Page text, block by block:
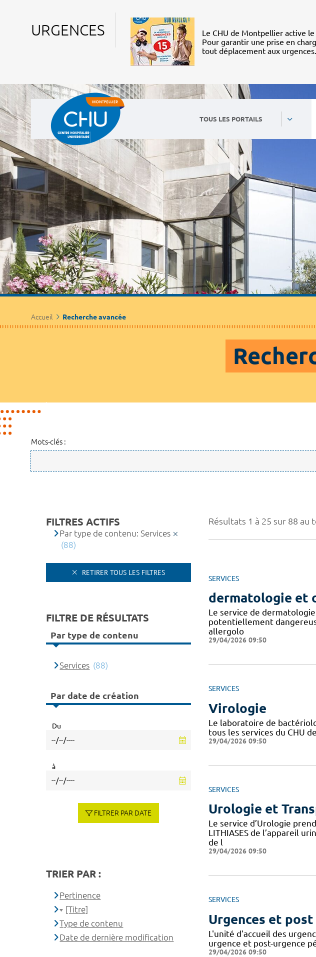
URGENCES
Le CHU de Montpellier active
Pour garantir une prise en
tout déplacement aux urgences.
TOUS LES PORTAILS
Accueil Recherche avancée
Mots-clés :
Résultats 1 à 25 sur 88 au
SERVICES
dermatologie et
Le service de
potentiellement
allergolo
29/04/2026 09:50
SERVICES
Virologie
Le laboratoire de
tous les services du CHU
29/04/2026 09:50
SERVICES
Urologie et
Le service d’Urologie
LITHIASES de l’appareil
de l
29/04/2026 09:50
SERVICES
Urgences et
L'unité d'accueil des
urgence et post-urgence
29/04/2026 09:50
FILTRES ACTIFS
Par type de contenu: Services
(88)
RETIRER TOUS LES FILTRES
FILTRE DE RÉSULTATS
Par type de contenu
Services (88)
Par date de création
Du
à
FILTRER PAR DATE
TRIER PAR :
Pertinence
[Titre]
Type de contenu
Date de dernière modification